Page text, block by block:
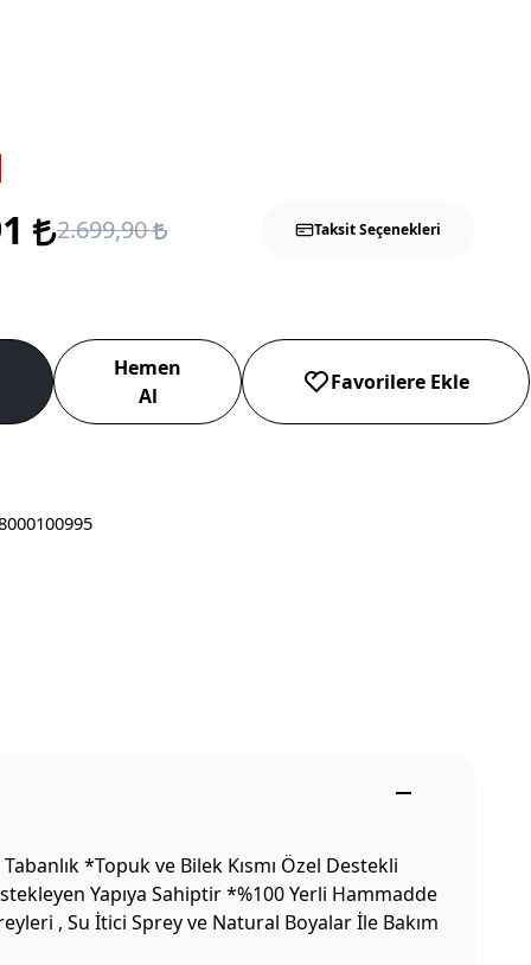
2.699,90 Taksit Seçenekleri
Hemen
Al
Favorilere Ekle
*Topuk ve Bilek Kısmı Özel Destekli
Yapıya Sahiptir *%100 Yerli Hammadde
, Su İtici Sprey ve Natural Boyalar İle Bakım